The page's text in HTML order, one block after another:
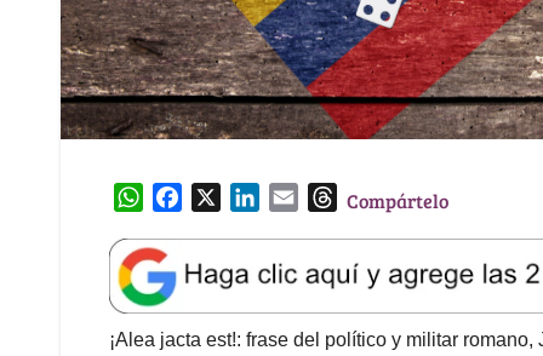
W
a
t
s
A
e
b
o
k
e
d
l
T
e
a
d
Compártelo
¡Alea jacta est!: frase del político y militar